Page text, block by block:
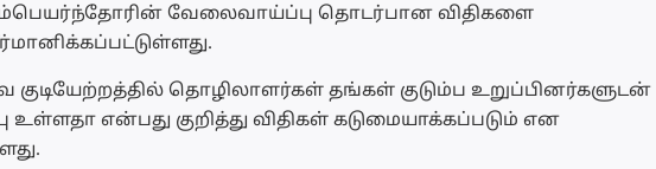
வேலைவாய்ப்பு தொடர்பான விதிகளை
குடியேற்றத்தில் தொழிலாளர்கள் தங்கள் குடும்ப உறுப்பினர்களுடன்
உள்ளதா என்பது குறித்து விதிகள் கடுமையாக்கப்படும் என